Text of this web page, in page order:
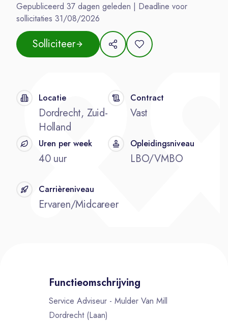
Gepubliceerd 37 dagen geleden | Deadline voor
sollicitaties 31/08/2026
Solliciteer
Locatie
Dordrecht, Zuid-
Holland
Contract
Vast
Uren per week
40 uur
Opleidingsniveau
LBO/VMBO
Carrièreniveau
Ervaren/Midcareer
Functieomschrijving
Service Adviseur - Mulder Van Mill
Dordrecht (Laan)